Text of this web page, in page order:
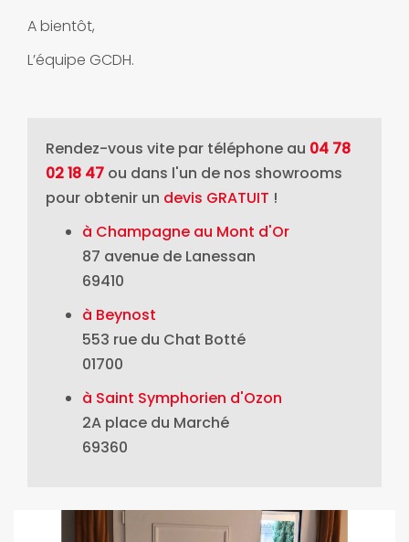
A bientôt,
L’équipe GCDH.
Rendez-vous vite par téléphone au 04 78
02 18 47 ou dans l'un de nos showrooms
pour obtenir un devis GRATUIT !
à Champagne au Mont d'Or
87 avenue de Lanessan
69410
à Beynost
553 rue du Chat Botté
01700
à Saint Symphorien d'Ozon
2A place du Marché
69360